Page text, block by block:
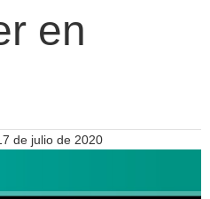
en
de julio de 2020